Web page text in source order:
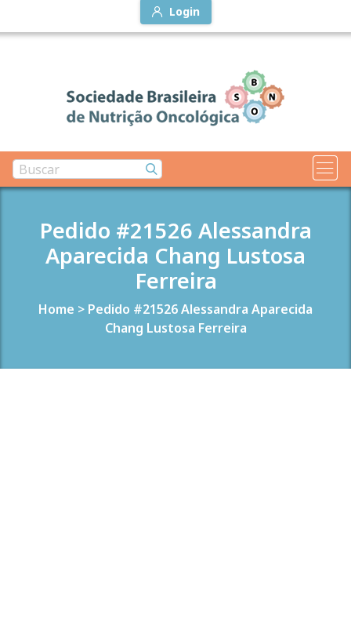
Login
Pedido #21526 Alessandra
Aparecida Chang Lustosa
Ferreira
Home > Pedido #21526 Alessandra Aparecida
Chang Lustosa Ferreira